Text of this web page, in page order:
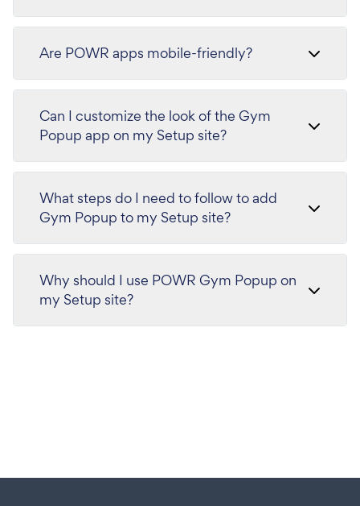
Are POWR apps mobile-friendly?
Can I customize the look of the Gym
Popup app on my Setup site?
What steps do I need to follow to add
Gym Popup to my Setup site?
Why should I use POWR Gym Popup on
my Setup site?